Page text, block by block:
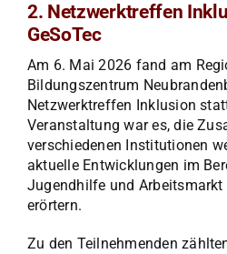
2. Netzwerktreffen
GeSoTec
Am 6. Mai 2026 fand am
Bildungszentrum
Netzwerktreffen Inklusion
Veranstaltung war es, die
verschiedenen Institutionen
aktuelle Entwicklungen im
Jugendhilfe und Arbeitsmarkt
erörtern.
Zu den Teilnehmenden